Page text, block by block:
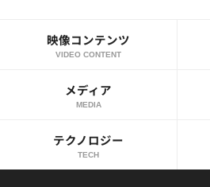
映像コンテンツ
VIDEO CONTENT
メディア
MEDIA
テクノロジー
TECH